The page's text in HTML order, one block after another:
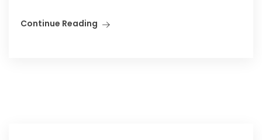
Continue Reading